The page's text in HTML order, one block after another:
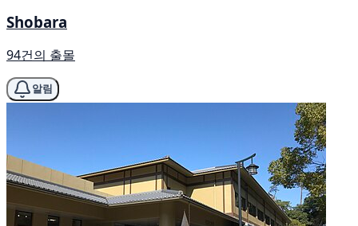
Shobara
94건의 출몰
알림